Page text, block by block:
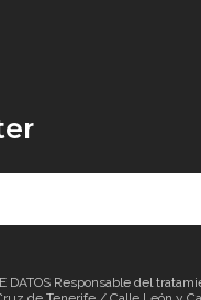
DATOS Responsable del